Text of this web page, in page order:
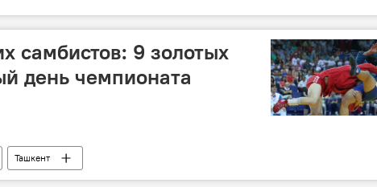
самбистов: 9 золотых
день чемпионата
Ташкент